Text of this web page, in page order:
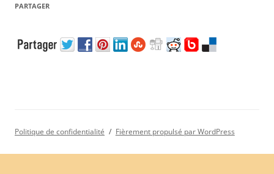
PARTAGER
Politique de confidentialité Fièrement propulsé par WordPress